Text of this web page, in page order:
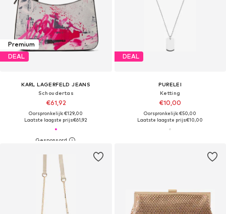
Premium
DEAL
KARL LAGERFELD JEANS
Schoudertas
€61,92
Oorspronkelijk: €129,00
Laatste laagste prijs:€61,92
DEAL
PURELEI
Ketting
€10,00
Oorspronkelijk: €50,00
Laatste laagste prijs:€10,00